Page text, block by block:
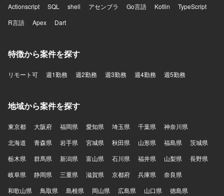
Actionscript
SQL shell アセンブラ Go言語 Kotlin
TypeScript
R言語
Apex Dart
特徴から案件を探す
リモート可 週1勤務 週2勤務 週3勤務 週4勤務 週5勤務
地域から案件を探す
東京都 大阪府 福岡県 愛知県 埼玉県 千葉県
神奈川県
北海道
青森県 岩手県 宮城県 秋田県 山形県 福島県
茨城県
栃木県
群馬県 新潟県 富山県 石川県 福井県 山梨県
長野県
岐阜県
静岡県 三重県 滋賀県 京都府 兵庫県
奈良県
和歌山県
鳥取県 島根県 岡山県 広島県 山口県 徳島県